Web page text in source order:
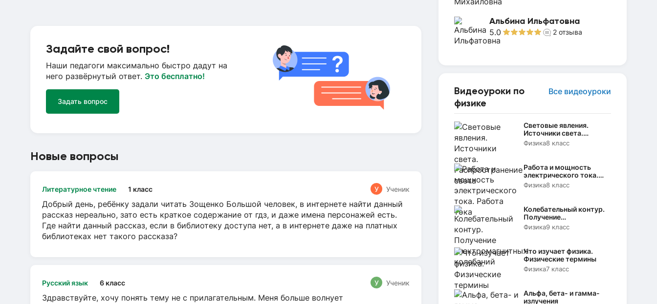
Альбина Ильфатовна
5.0 2 отзыва
Видеоуроки по
физике
Все видеоуроки
Световые явления.
Источники света.
Распространение света
Физика8 класс
Работа и мощность
электрического тока.
Работа тока
Физика8 класс
Колебательный контур.
Получение
электромагнитных
колебаний
Физика9 класс
Что изучает физика.
Физические термины
Физика7 класс
Альфа, бета- и гамма-
излучения
Задайте свой вопрос!
Наши педагоги максимально быстро дадут на
него развёрнутый ответ. Это бесплатно!
Задать вопрос
Новые вопросы
Литературное чтение 1 класс У Ученик
Добрый день, ребёнку задали читать Зощенко Большой человек, в интернете найти данный
рассказ нереально, зато есть краткое содержание от гдз, и даже имена персонажей есть.
Где найти данный рассказ, если в библиотеку доступа нет, а в интернете даже на платных
библиотеках нет такого рассказа?
Русский язык 6 класс У Ученик
Здравствуйте, хочу понять тему не с прилагательным. Меня больше волнует